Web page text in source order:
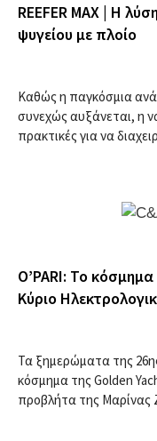
REEFER MAX | Η
ψυγείου με πλοίο
Καθώς η παγκόσμια
συνεχώς αυξάνεται, η
πρακτικές για να
O’PARI: Το
Κύριο
Τα ξημερώματα της
κόσμημα της Golden
προβλήτα της